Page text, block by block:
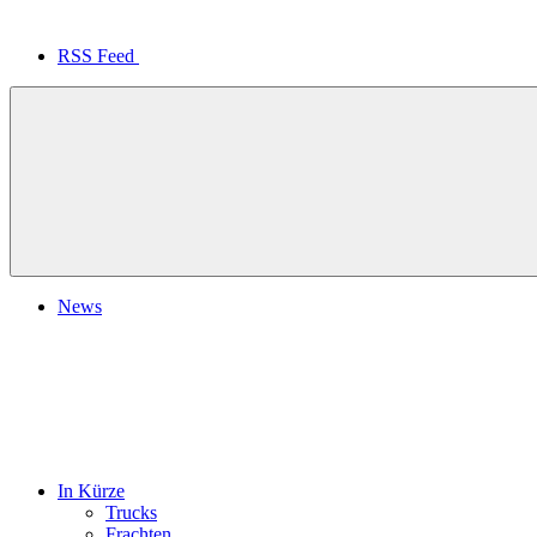
RSS Feed
News
In Kürze
Trucks